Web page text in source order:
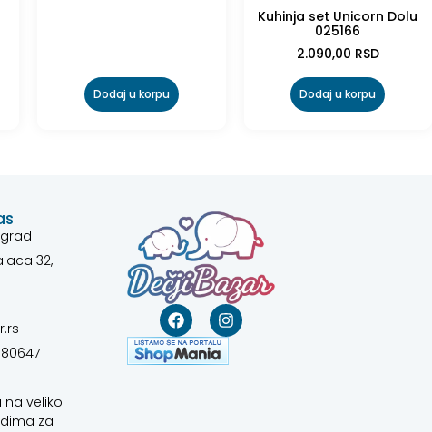
Dodaj u korpu
Kuhinja set Unicorn Dolu
025166
2.090,00 RSD
Dodaj u korpu
32,
na veliko
za